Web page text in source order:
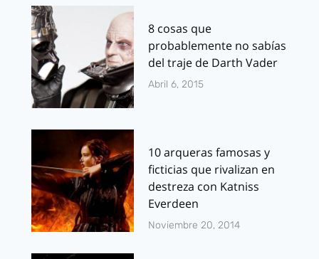
8 cosas que
probablemente no sabías
del traje de Darth Vader
Abril 6, 2015
10 arqueras famosas y
ficticias que rivalizan en
destreza con Katniss
Everdeen
Noviembre 20, 2014